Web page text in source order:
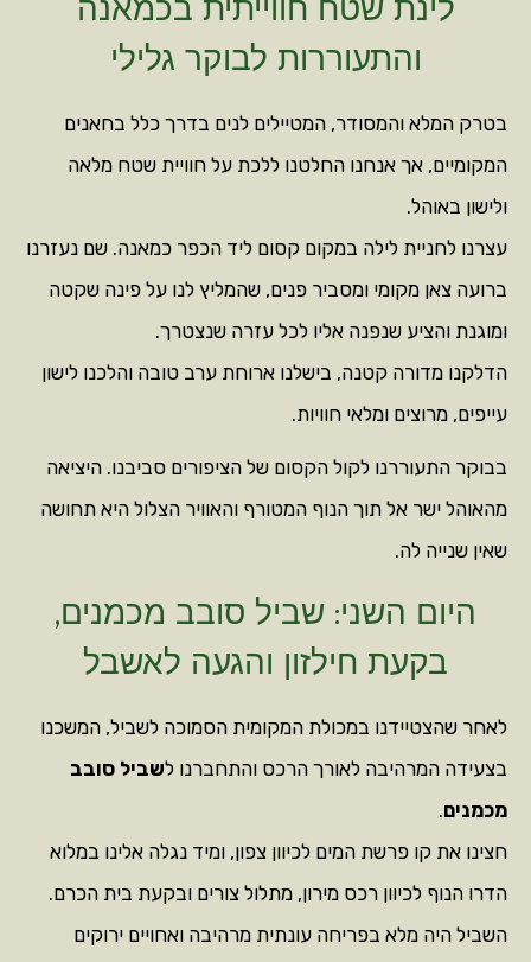
לינת שטח חווייתית בכמאנה
והתעוררות לבוקר גלילי
בטרק המלא והמסודר, המטיילים לנים בדרך כלל בחאנים
המקומיים, אך אנחנו החלטנו ללכת על חוויית שטח מלאה
ולישון באוהל.
עצרנו לחניית לילה במקום קסום ליד הכפר כמאנה. שם נעזרנו
ברועה צאן מקומי ומסביר פנים, שהמליץ לנו על פינה שקטה
ומוגנת והציע שנפנה אליו לכל עזרה שנצטרך.
הדלקנו מדורה קטנה, בישלנו ארוחת ערב טובה והלכנו לישון
עייפים, מרוצים ומלאי חוויות.
בבוקר התעוררנו לקול הקסום של הציפורים סביבנו. היציאה
מהאוהל ישר אל תוך הנוף המטורף והאוויר הצלול היא תחושה
שאין שנייה לה.
היום השני: שביל סובב מכמנים,
בקעת חילזון והגעה לאשבל
לאחר שהצטיידנו במכולת המקומית הסמוכה לשביל, המשכנו
בצעידה המרהיבה לאורך הרכס והתחברנו לשביל סובב
מכמנים.
חצינו את קו פרשת המים לכיוון צפון, ומיד נגלה אלינו במלוא
הדרו הנוף לכיוון רכס מירון, מתלול צורים ובקעת בית הכרם.
השביל היה מלא בפריחה עונתית מרהיבה ואחויים ירוקים